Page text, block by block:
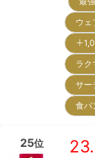
ウ
＋
ラ
サ
食
25位